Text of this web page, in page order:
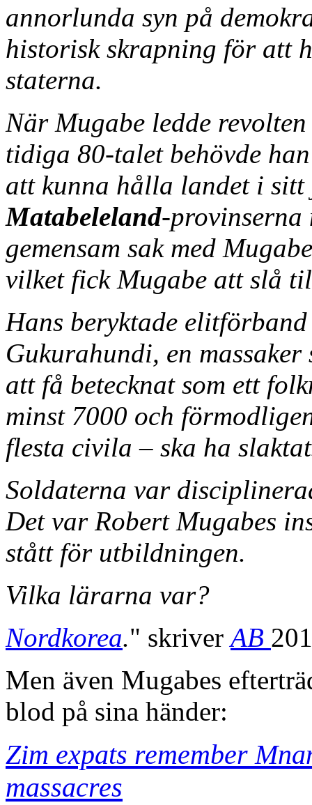
annorlunda syn på
historisk skrapning för att
staterna.
När Mugabe ledde
tidiga 80-talet behövde
att kunna hålla landet i
Matabeleland-provinserna
gemensam sak med
vilket fick Mugabe att slå
Hans beryktade
Gukurahundi, en
att få betecknat som ett
minst 7000 och
flesta civila – ska ha
Soldaterna var
Det var Robert Mugabes
stått för utbildningen.
Vilka lärarna var?
Nordkorea." skriverAB
Men även Mugabes
blod på sina händer:
Zim expats remember
massacres